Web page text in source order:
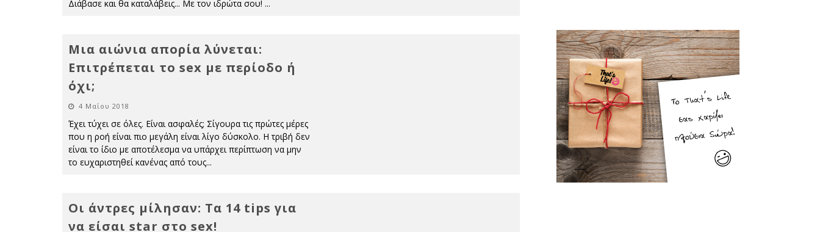
Διάβασε και θα καταλάβεις... Με τον ιδρώτα σου! ...
Μια αιώνια απορία λύνεται:
Επιτρέπεται το sex με περίοδο ή
όχι;
4 Μαΐου 2018
Έχει τύχει σε όλες. Είναι ασφαλές; Σίγουρα τις πρώτες μέρες
που η ροή είναι πιο μεγάλη είναι λίγο δύσκολο. Η τριβή δεν
είναι το ίδιο με αποτέλεσμα να υπάρχει περίπτωση να μην
το ευχαριστηθεί κανένας από τους...
Οι άντρες μίλησαν: Τα 14 tips για
να είσαι star στο sex!